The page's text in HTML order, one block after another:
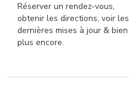
Réserver un rendez-vous,
obtenir les directions, voir les
dernières mises à jour & bien
plus encore.